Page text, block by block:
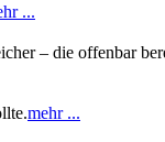
...
– die offenbar
mehr ...